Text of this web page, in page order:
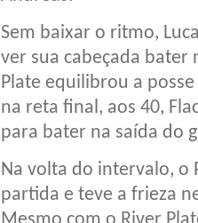
Sem baixar o ritmo,
ver sua cabeçada bater
Plate equilibrou a
na reta final, aos 40,
para bater na saída do
Na volta do intervalo, o
partida e teve a frieza